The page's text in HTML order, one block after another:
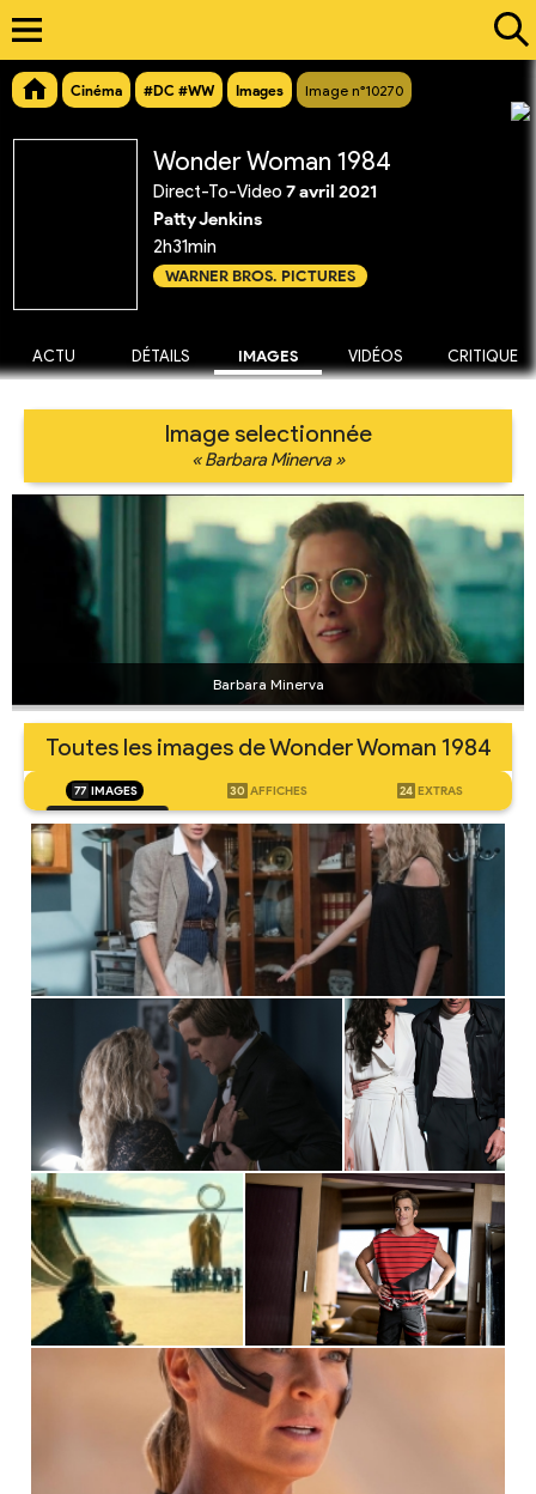
Cinéma #DC #WW Images Image n°10270
Wonder Woman 1984
Direct-To-Video 7 avril 2021
Patty Jenkins
2h31min
WARNER BROS. PICTURES
ACTU DÉTAILS IMAGES VIDÉOS CRITIQUE
Image selectionnée
« Barbara Minerva »
Barbara Minerva
Toutes les images de Wonder Woman 1984
77 IMAGES 30 AFFICHES 24 EXTRAS